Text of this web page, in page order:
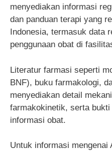
menyediakan informasi
dan panduan terapi yang
Indonesia, termasuk data
penggunaan obat di
Literatur farmasi seperti
BNF), buku farmakologi,
menyediakan detail
farmakokinetik, serta
informasi obat.
Untuk informasi mengenai